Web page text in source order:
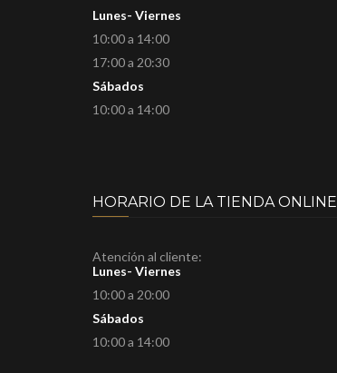
Lunes- Viernes
10:00 a 14:00
17:00 a 20:30
Sábados
10:00 a 14:00
HORARIO DE LA TIENDA ONLINE
Atención al cliente:
Lunes- Viernes
10:00 a 20:00
Sábados
10:00 a 14:00